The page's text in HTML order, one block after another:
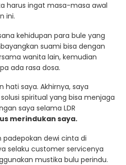
harus ingat masa-masa awal
ini.
kehidupan para bule yang
suami bisa dengan
wanita lain, kemudian
ada rasa dosa.
hati saya. Akhirnya, saya
spiritual yang bisa menjaga
saya selama LDR
merindukan saya.
dewi cinta di
selaku customer servicenya
mustika bulu perindu.